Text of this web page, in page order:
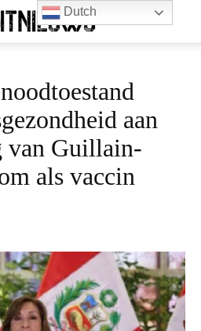
aan
van Guillain-
als vaccin
Dutch